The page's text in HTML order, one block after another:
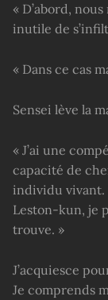
« D’abord,
inutile de
« Dans ce cas
Sensei lève la
« J’ai une
capacité de
individu vivant.
Leston-kun, je
trouve. »
J’acquiesce
Je comprends